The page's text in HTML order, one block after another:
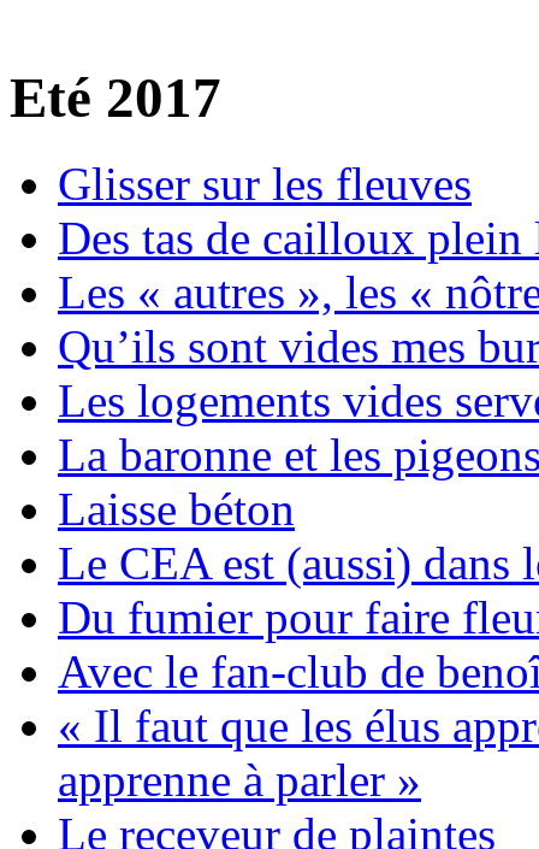
Eté 2017
Glisser sur les fleuves
Des tas de cailloux plein
Les « autres », les «
Qu’ils sont vides mes
Les logements vides
La baronne et les
Laisse béton
Le CEA est (aussi) dans
Du fumier pour faire
Avec le fan-club de
« Il faut que les élus
apprenne à parler »
Le receveur de plaintes